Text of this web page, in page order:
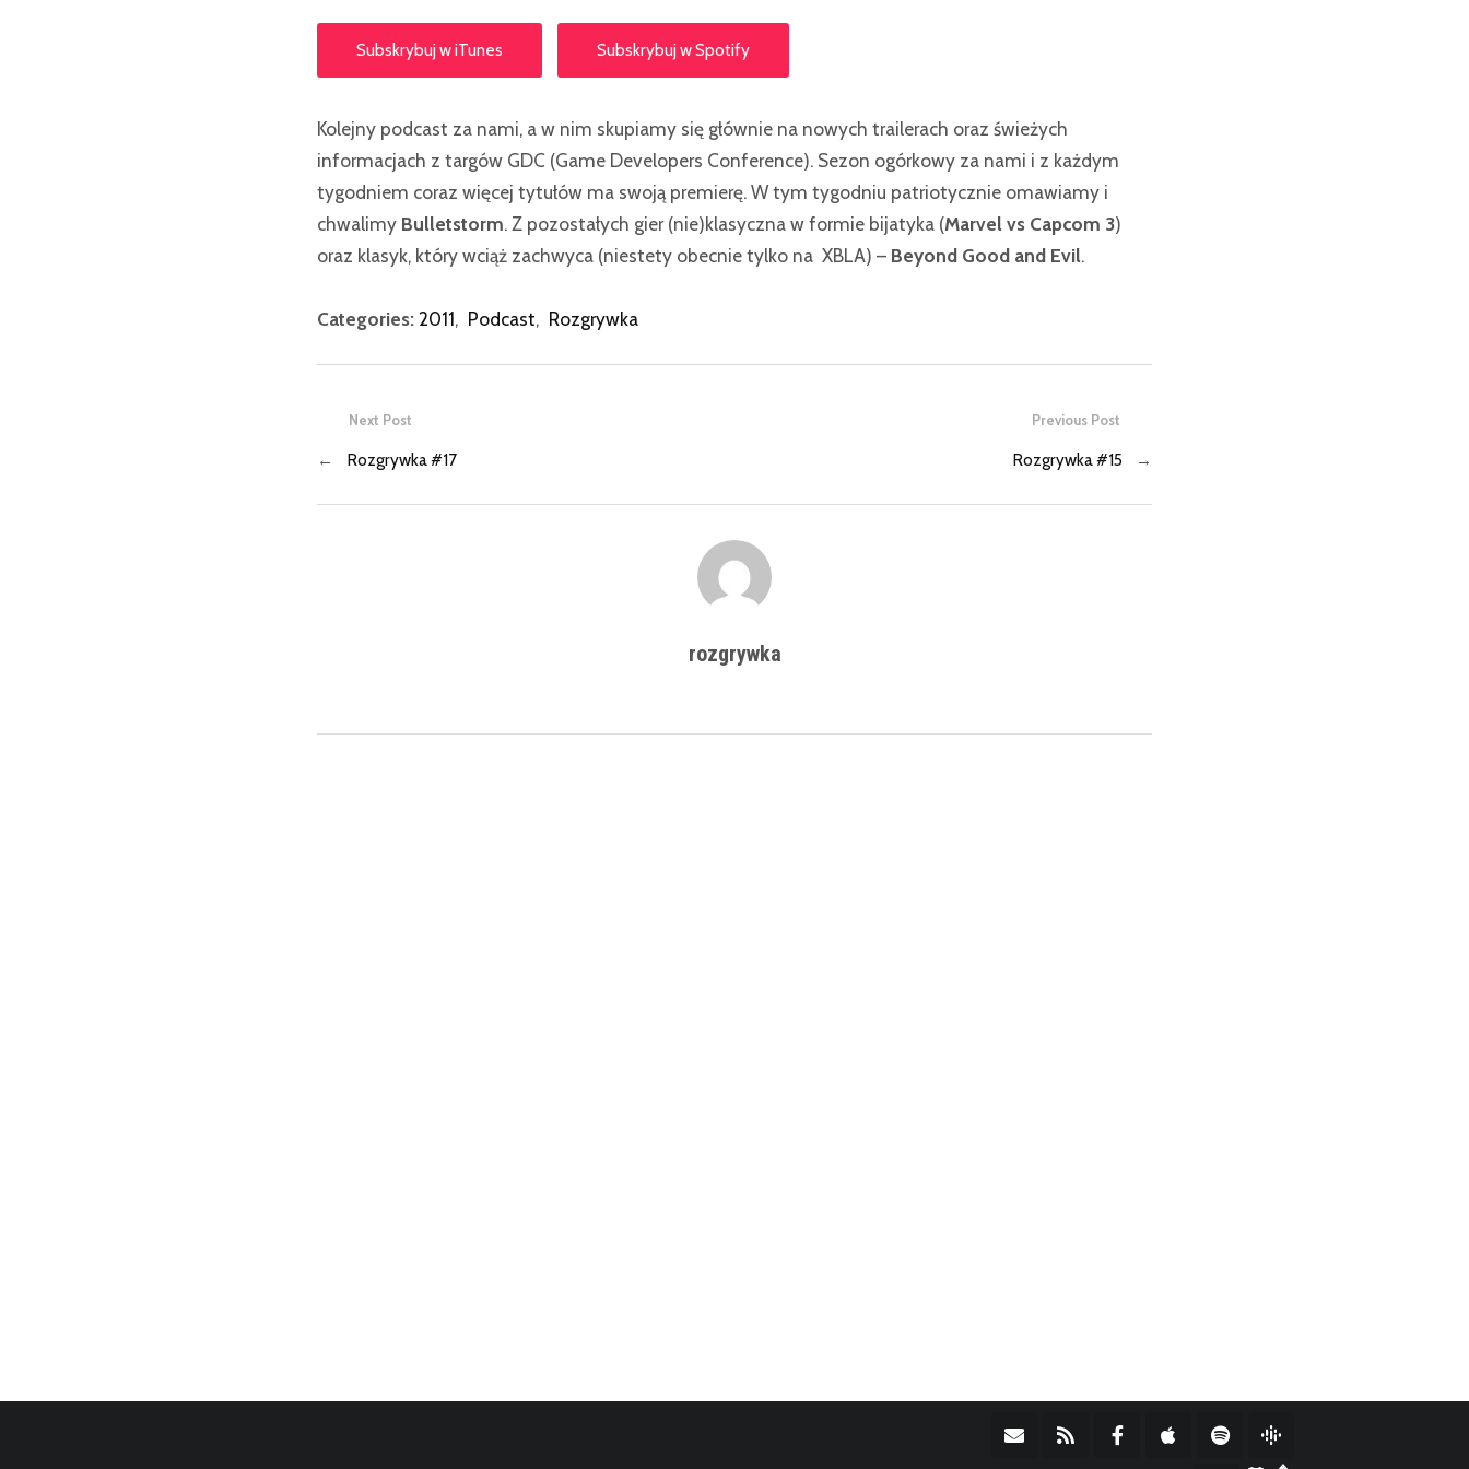
Subskrybuj w iTunes Subskrybuj w Spotify
Kolejny podcast za nami, a w nim skupiamy się głównie na nowych trailerach oraz świeżych
informacjach z targów GDC (Game Developers Conference). Sezon ogórkowy za nami i z każdym
tygodniem coraz więcej tytułów ma swoją premierę. W tym tygodniu patriotycznie omawiamy i
chwalimy Bulletstorm. Z pozostałych gier (nie)klasyczna w formie bijatyka (Marvel vs Capcom 3)
oraz klasyk, który wciąż zachwyca (niestety obecnie tylko na XBLA) – Beyond Good and Evil.
Categories: 2011, Podcast, Rozgrywka
Previous Post
Rozgrywka #15 →
Next Post
← Rozgrywka #17
rozgrywka